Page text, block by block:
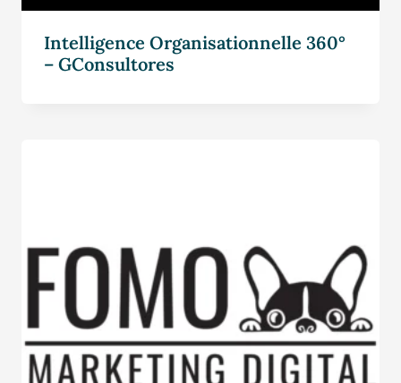
Intelligence Organisationnelle 360°
– GConsultores